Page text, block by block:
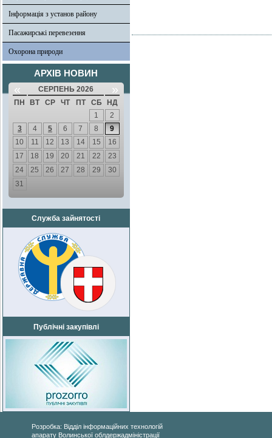
Інформація з установ району
Пасажирські перевезення
Охорона природи
АРХІВ НОВИН
« СЕРПЕНЬ 2026 »
ПН ВТ СР ЧТ ПТ СБ
НД
1
2
3
4 5 6 7 8
9
10
11 12 13 14 15
16
17
18 19 20 21 22
23
24
25 26 27 28 29
30
31
Служба зайнятості
Публічні закупівлі
Розробка: Відділ інформаційних технологій
апарату Волинської облдержадміністрації